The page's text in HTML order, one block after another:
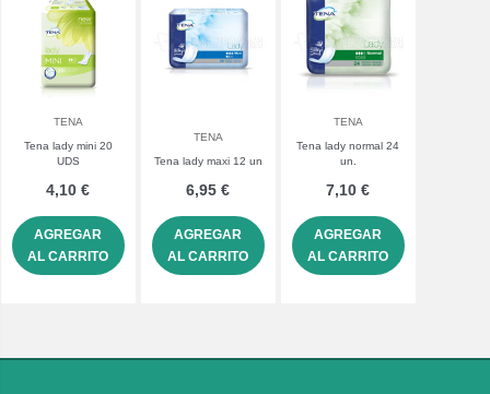
TENA
Tena lady mini 20
UDS
4,10 €
AGREGAR
AL CARRITO
TENA
Tena lady maxi 12 un
6,95 €
AGREGAR
AL CARRITO
TENA
Tena lady normal 24
un.
7,10 €
AGREGAR
AL CARRITO